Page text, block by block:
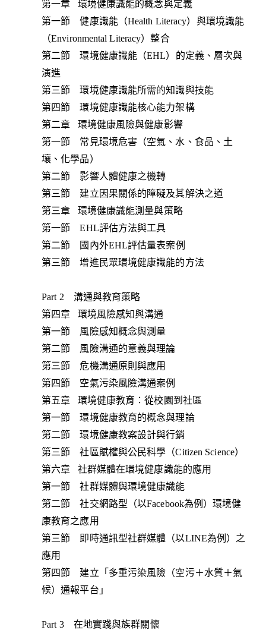
第一章 環境健康識能的概念與定義
第一節 健康識能（Health Literacy）與環境識能
（Environmental Literacy）整合
第二節 環境健康識能（EHL）的定義、層次與
演進
第三節 環境健康識能所需的知識與技能
第四節 環境健康識能核心能力架構
第二章 環境健康風險與健康影響
第一節 常見環境危害（空氣、水、食品、土
壤、化學品）
第二節 影響人體健康之機轉
第三節 建立因果關係的障礙及其解決之道
第三章 環境健康識能測量與策略
第一節 EHL評估方法與工具
第二節 國內外EHL評估量表案例
第三節 增進民眾環境健康識能的方法
Part 2 溝通與教育策略
第四章 環境風險感知與溝通
第一節 風險感知概念與測量
第二節 風險溝通的意義與理論
第三節 危機溝通原則與應用
第四節 空氣污染風險溝通案例
第五章 環境健康教育：從校園到社區
第一節 環境健康教育的概念與理論
第二節 環境健康教案設計與行銷
第三節 社區賦權與公民科學（Citizen Science）
第六章 社群媒體在環境健康識能的應用
第一節 社群媒體與環境健康識能
第二節 社交網路型（以Facebook為例）環境健
康教育之應用
第三節 即時通訊型社群媒體（以LINE為例）之
應用
第四節 建立「多重污染風險（空污＋水質＋氣
候）通報平台」
Part 3 在地實踐與族群關懷